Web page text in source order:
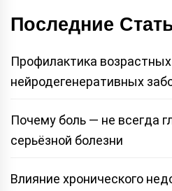
Последние
Профилактика возрастных
нейродегенеративных
Почему боль — не всегда
серьёзной болезни
Влияние хронического